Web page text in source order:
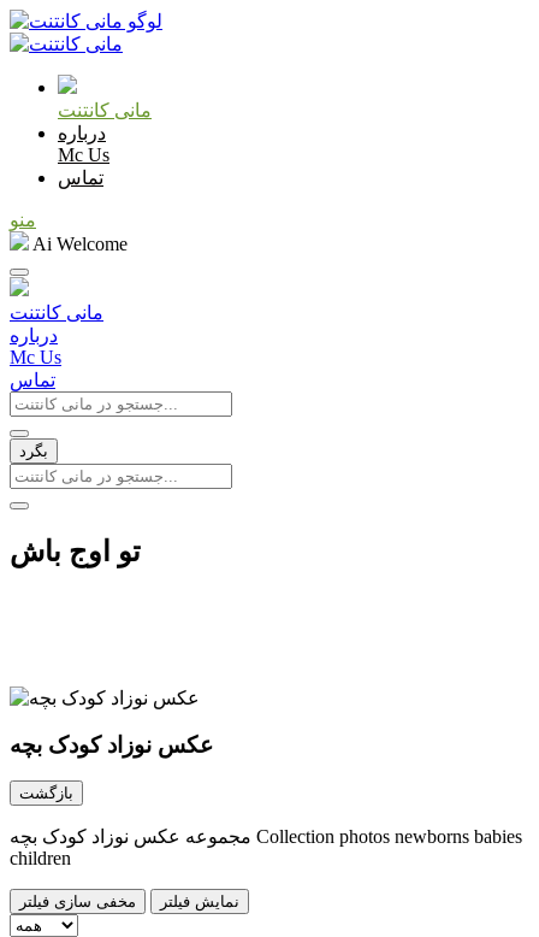
مانی کانتنت
درباره
Mc Us
تماس
منو
Ai Welcome
مانی کانتنت
درباره
Mc Us
تماس
بگرد
تو اوج باش
عکس نوزاد کودک بچه
بازگشت
مجموعه عکس نوزاد کودک بچه Collection photos newborns babies
children
مخفی سازی فیلتر نمایش فیلتر